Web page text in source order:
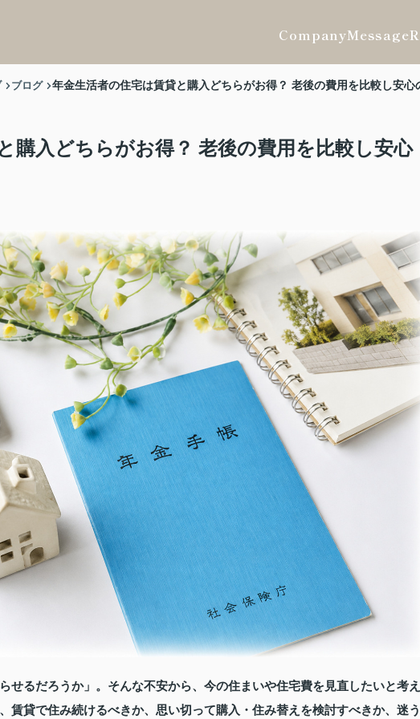
CompanyMessage
ブログ 年金生活者の住宅は賃貸と購入どちらがお得？ 老後の費用を比較し安心
購入どちらがお得？ 老後の費用を比較し安心
せるだろうか」。そんな不安から、今の住まいや住宅費を見直したいと考え
賃貸で住み続けるべきか、思い切って購入・住み替えを検討すべきか、迷う